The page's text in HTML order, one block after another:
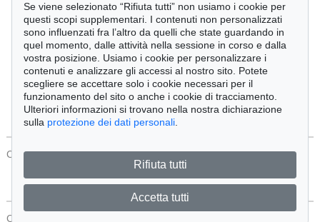
Tutti gli oggetti
Solo offerte attuali
Solo oggetti venduti
Cerca
CONTATTI Protezione Dei Dati
CONTATTI
Se viene selezionato “Rifiuta tutti” non usiamo i cookie per
questi scopi supplementari. I contenuti non personalizzati
sono influenzati fra l’altro da quelli che state guardando in
quel momento, dalle attività nella sessione in corso e dalla
vostra posizione. Usiamo i cookie per personalizzare i
contenuti e analizzare gli accessi al nostro sito. Potete
scegliere se accettare solo i cookie necessari per il
funzionamento del sito o anche i cookie di tracciamento.
Ulteriori informazioni si trovano nella nostra dichiarazione
sulla protezione dei dati personali
Rifiuta tutti
Accetta tutti